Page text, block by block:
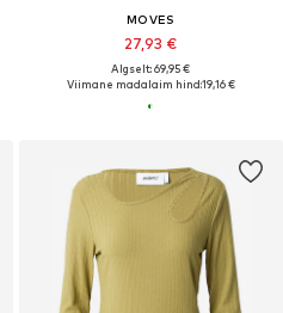
MOVES
27,93 €
Algselt: 69,95 €
Viimane madalaim hind:19,16 €